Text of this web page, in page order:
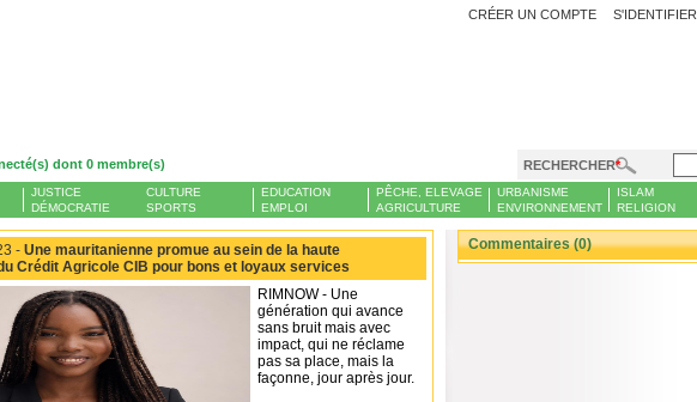
CRÉER UN COMPTE S'IDENTIFIER
dont 0 membre(s) RECHERCHER
JUSTICE
DÉMOCRATIE
CULTURE
SPORTS
EDUCATION
EMPLOI
PÊCHE, ELEVAGE
AGRICULTURE
URBANISME
ENVIRONNEMENT
ISLAM
RELIGION
- Une mauritanienne promue au sein de la haute
Crédit Agricole CIB pour bons et loyaux services
RIMNOW - Une
génération qui avance
sans bruit mais avec
impact, qui ne réclame
pas sa place, mais la
façonne, jour après jour.
Commentaires (0)